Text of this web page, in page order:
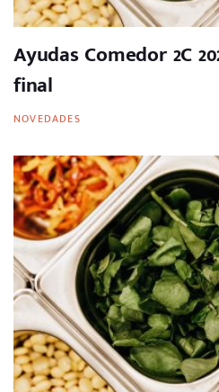
Ayudas Comedor 2C
final
NOVEDADES